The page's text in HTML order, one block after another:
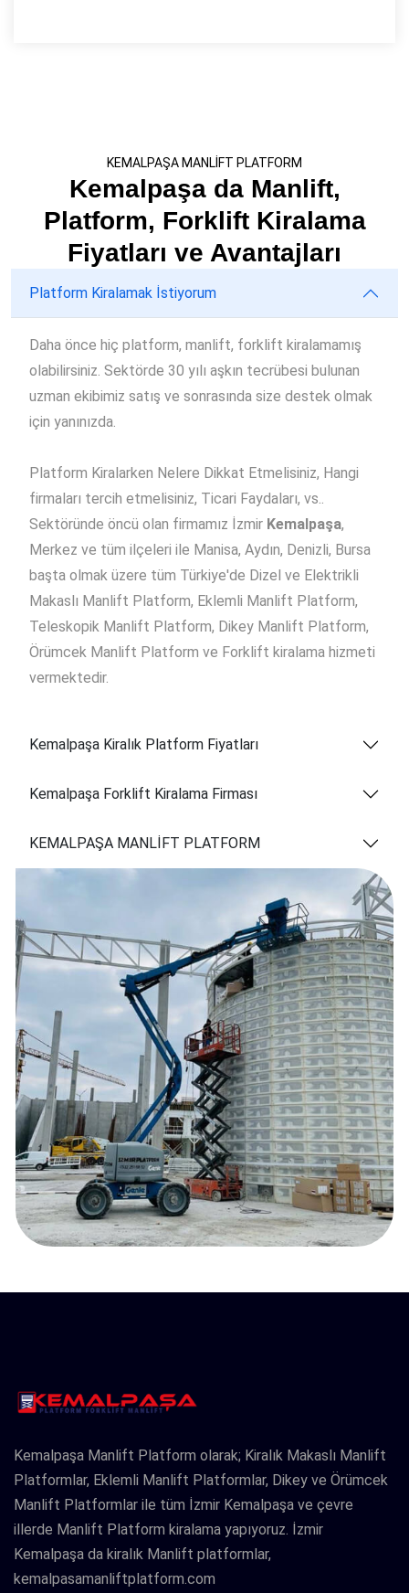
KEMALPAŞA MANLİFT PLATFORM
Kemalpaşa da Manlift,
Platform, Forklift Kiralama
Fiyatları ve Avantajları
Platform Kiralamak İstiyorum
Daha önce hiç platform, manlift, forklift kiralamamış
olabilirsiniz. Sektörde 30 yılı aşkın tecrübesi bulunan
uzman ekibimiz satış ve sonrasında size destek olmak
için yanınızda.
Platform Kiralarken Nelere Dikkat Etmelisiniz, Hangi
firmaları tercih etmelisiniz, Ticari Faydaları, vs..
Sektöründe öncü olan firmamız İzmir Kemalpaşa,
Merkez ve tüm ilçeleri ile Manisa, Aydın, Denizli, Bursa
başta olmak üzere tüm Türkiye'de Dizel ve Elektrikli
Makaslı Manlift Platform, Eklemli Manlift Platform,
Teleskopik Manlift Platform, Dikey Manlift Platform,
Örümcek Manlift Platform ve Forklift kiralama hizmeti
vermektedir.
Kemalpaşa Kiralık Platform Fiyatları
Kemalpaşa Forklift Kiralama Firması
KEMALPAŞA MANLİFT PLATFORM
Kemalpaşa Manlift Platform olarak; Kiralık Makaslı Manlift
Platformlar, Eklemli Manlift Platformlar, Dikey ve Örümcek
Manlift Platformlar ile tüm İzmir Kemalpaşa ve çevre
illerde Manlift Platform kiralama yapıyoruz. İzmir
Kemalpaşa da kiralık Manlift platformlar,
kemalpasamanliftplatform.com